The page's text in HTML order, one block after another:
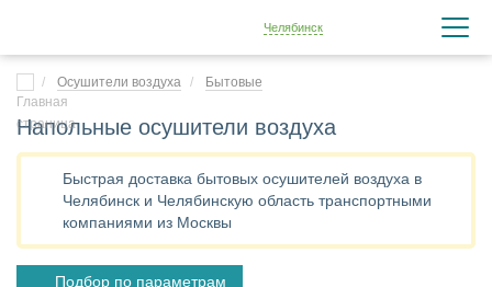
Челябинск
Осушители воздуха Бытовые
Напольные осушители воздуха
Быстрая доставка бытовых осушителей воздуха в
Челябинск и Челябинскую область транспортными
компаниями из Москвы
Подбор по параметрам